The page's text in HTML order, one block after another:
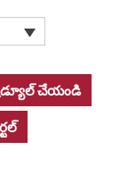
చేయండి